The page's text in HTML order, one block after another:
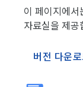
이 페이지에
자료실을 제공
버전 다운